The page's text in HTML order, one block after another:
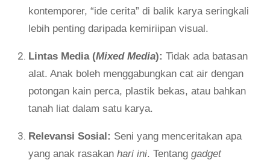
kontemporer, “ide cerita” di balik karya seringkali
lebih penting daripada kemiriipan visual.
Lintas Media (Mixed Media): Tidak ada batasan
alat. Anak boleh menggabungkan cat air dengan
potongan kain perca, plastik bekas, atau bahkan
tanah liat dalam satu karya.
Relevansi Sosial: Seni yang menceritakan apa
yang anak rasakan hari ini. Tentang gadget